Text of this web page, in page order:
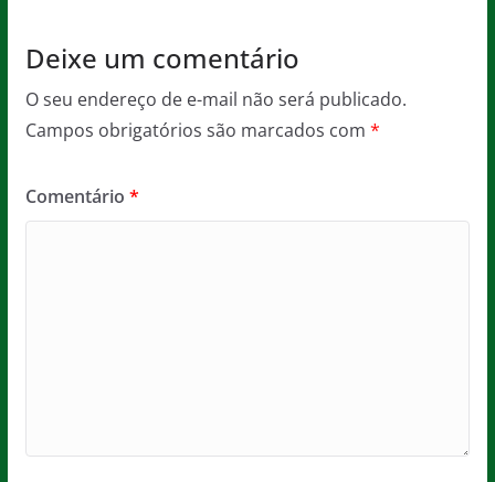
Deixe um comentário
O seu endereço de e-mail não será publicado.
Campos obrigatórios são marcados com *
Comentário *